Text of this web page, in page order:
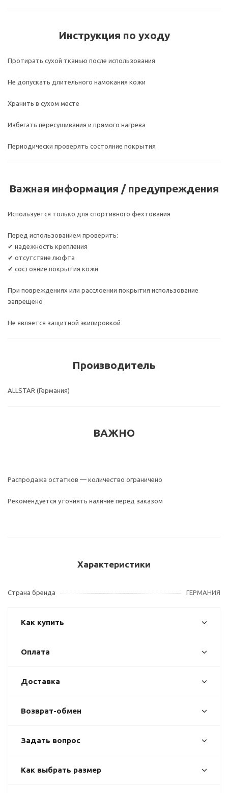
Инструкция по уходу
Протирать сухой тканью после использования
Не допускать длительного намокания кожи
Хранить в сухом месте
Избегать пересушивания и прямого нагрева
Периодически проверять состояние покрытия
Важная информация / предупреждения
Используется только для спортивного фехтования
Перед использованием проверить:
✔ надежность крепления
✔ отсутствие люфта
✔ состояние покрытия кожи
При повреждениях или расслоении покрытия использование
запрещено
Не является защитной экипировкой
Производитель
ALLSTAR (Германия)
ВАЖНО
Распродажа остатков — количество ограничено
Рекомендуется уточнять наличие перед заказом
Характеристики
Страна бренда ГЕРМАНИЯ
Как купить
Оплата
Доставка
Возврат-обмен
Задать вопрос
Как выбрать размер